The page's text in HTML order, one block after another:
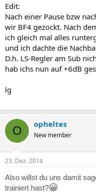
Edit:
Nach einer Pause bzw
wir BF4 gezockt. Nach
ich gleich mal alles
und ich dachte die
D.h. LS-Regler am Sub
hab ichs nun auf +6dB
lg
O opheltes
New member
23. Dez. 2014
Also willst du uns damit
trainiert hast?😀